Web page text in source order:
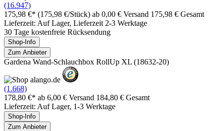
(16.947)
175,98 €* (175,98 €/Stück) ab 0,00 € Versand 175,98 € Gesamt
Lieferzeit: Auf Lager, Lieferzeit 2-3 Werktage
30 Tage kostenfreie Rücksendung
Shop-Info
Zum Anbieter
Gardena Wand-Schlauchbox RollUp XL (18632-20)
(1.668)
178,80 €* ab 6,00 € Versand 184,80 € Gesamt
Lieferzeit: Auf Lager, 1-3 Werktage
Shop-Info
Zum Anbieter